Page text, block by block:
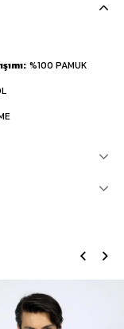
%100 PAMUK